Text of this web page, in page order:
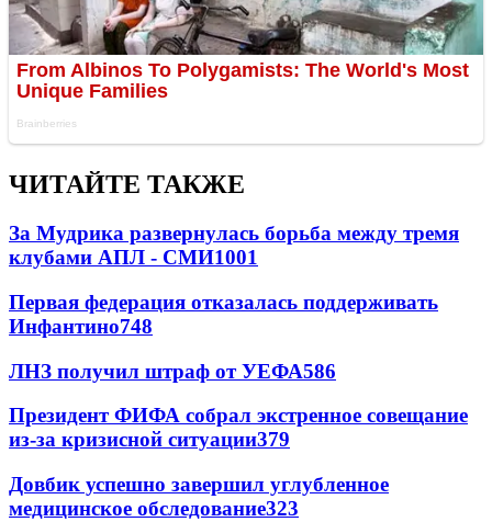
ЧИТАЙТЕ ТАКЖЕ
За Мудрика развернулась борьба между тремя
клубами АПЛ - СМИ1001
Первая федерация отказалась поддерживать
Инфантино748
ЛНЗ получил штраф от УЕФА586
Президент ФИФА собрал экстренное совещание
из-за кризисной ситуации379
Довбик успешно завершил углубленное
медицинское обследование323